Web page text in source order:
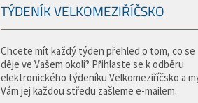
TÝDENÍK VELKOMEZIŘÍČSKO
Chcete mít každý týden přehled o tom, co se
děje ve Vašem okolí? Přihlaste se k odběru
elektronického týdeníku Velkomeziříčsko a
Vám jej každou středu zašleme e-mailem.